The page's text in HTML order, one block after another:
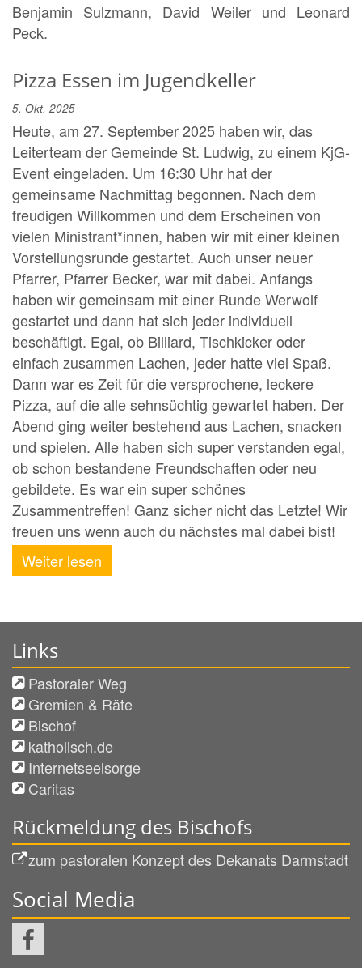
Benjamin Sulzmann, David Weiler und Leonard
Peck.
Pizza Essen im Jugendkeller
5. Okt. 2025
Heute, am 27. September 2025 haben wir, das
Leiterteam der Gemeinde St. Ludwig, zu einem KjG-
Event eingeladen. Um 16:30 Uhr hat der
gemeinsame Nachmittag begonnen. Nach dem
freudigen Willkommen und dem Erscheinen von
vielen Ministrant*innen, haben wir mit einer kleinen
Vorstellungsrunde gestartet. Auch unser neuer
Pfarrer, Pfarrer Becker, war mit dabei. Anfangs
haben wir gemeinsam mit einer Runde Werwolf
gestartet und dann hat sich jeder individuell
beschäftigt. Egal, ob Billiard, Tischkicker oder
einfach zusammen Lachen, jeder hatte viel Spaß.
Dann war es Zeit für die versprochene, leckere
Pizza, auf die alle sehnsüchtig gewartet haben. Der
Abend ging weiter bestehend aus Lachen, snacken
und spielen. Alle haben sich super verstanden egal,
ob schon bestandene Freundschaften oder neu
gebildete. Es war ein super schönes
Zusammentreffen! Ganz sicher nicht das Letzte! Wir
freuen uns wenn auch du nächstes mal dabei bist!
Weiter lesen
Links
Pastoraler Weg
Gremien & Räte
Bischof
katholisch.de
Internetseelsorge
Caritas
Rückmeldung des Bischofs
zum pastoralen Konzept des Dekanats Darmstadt
Social Media